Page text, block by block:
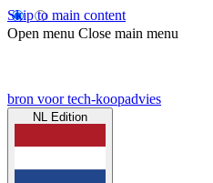
Skip to main content
Open menu Close main menu
bron voor tech-koopadvies
NL Edition